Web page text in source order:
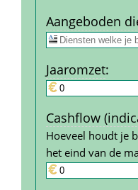
Aangeboden
Jaar­omzet:
Cashflow
Hoeveel houdt je
het eind van de